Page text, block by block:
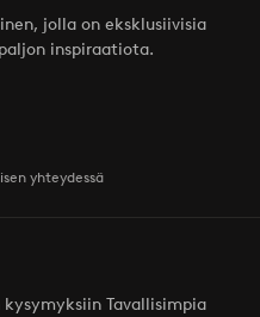
jolla on eksklusiivisia
inspiraatiota.
yhteydessä
Tavallisimpia